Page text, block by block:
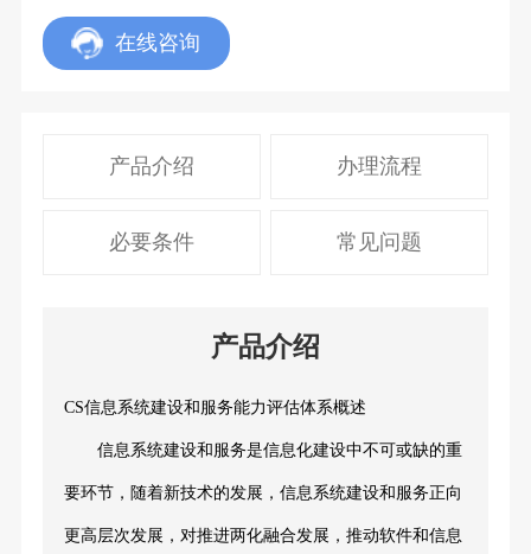
在线咨询
产品介绍 办理流程
必要条件 常见问题
产品介绍
CS信息系统建设和服务能力评估体系概述
信息系统建设和服务是信息化建设中不可或缺的重
要环节，随着新技术的发展，信息系统建设和服务正向
更高层次发展，对推进两化融合发展，推动软件和信息